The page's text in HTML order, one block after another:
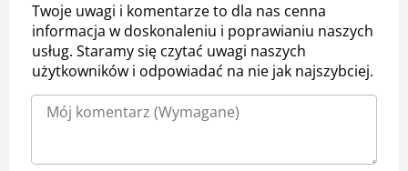
Twoje uwagi i komentarze to dla nas cenna
informacja w doskonaleniu i poprawianiu naszych
usług. Staramy się czytać uwagi naszych
użytkowników i odpowiadać na nie jak najszybciej.